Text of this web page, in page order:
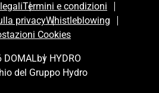
Termini e condizioni
privacyWhistleblowing
Cookies
DOMALby HYDRO
del Gruppo Hydro